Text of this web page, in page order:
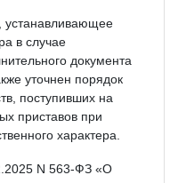
устанавливающее
в случае
документа
уточнен порядок
поступивших на
приставов при
характера.
N 563-ФЗ «О